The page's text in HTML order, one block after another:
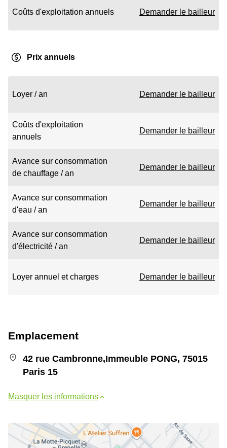
Coûts d'exploitation annuels Demander le bailleur
Prix annuels
Loyer / an Demander le bailleur
Coûts d'exploitation
annuels
Demander le bailleur
Avance sur consommation
de chauffage / an
Demander le bailleur
Avance sur consommation
d'eau / an
Demander le bailleur
Avance sur consommation
d'électricité / an
Demander le bailleur
Loyer annuel et charges Demander le bailleur
Emplacement
42 rue Cambronne,Immeuble PONG, 75015
Paris 15
Masquer les informations